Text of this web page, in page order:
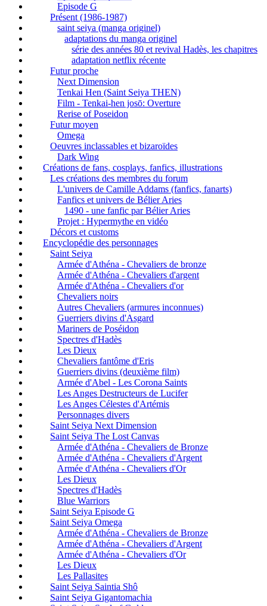
Episode G
Présent (1986-1987)
saint seiya (manga originel)
adaptations du manga originel
série des années 80 et revival Hadès, les chapitres
adaptation netflix récente
Futur proche
Next Dimension
Tenkai Hen (Saint Seiya THEN)
Film - Tenkai-hen josō: Overture
Rerise of Poseidon
Futur moyen
Omega
Oeuvres inclassables et bizaroïdes
Dark Wing
Créations de fans, cosplays, fanfics, illustrations
Les créations des membres du forum
L'univers de Camille Addams (fanfics, fanarts)
Fanfics et univers de Bélier Aries
1490 - une fanfic par Bélier Aries
Projet : Hypermythe en vidéo
Décors et customs
Encyclopédie des personnages
Saint Seiya
Armée d'Athéna - Chevaliers de bronze
Armée d'Athéna - Chevaliers d'argent
Armée d'Athéna - Chevaliers d'or
Chevaliers noirs
Autres Chevaliers (armures inconnues)
Guerriers divins d'Asgard
Mariners de Poséidon
Spectres d'Hadès
Les Dieux
Chevaliers fantôme d'Eris
Guerriers divins (deuxième film)
Armée d'Abel - Les Corona Saints
Les Anges Destructeurs de Lucifer
Les Anges Célestes d'Artémis
Personnages divers
Saint Seiya Next Dimension
Saint Seiya The Lost Canvas
Armée d'Athéna - Chevaliers de Bronze
Armée d'Athéna - Chevaliers d'Argent
Armée d'Athéna - Chevaliers d'Or
Les Dieux
Spectres d'Hadès
Blue Warriors
Saint Seiya Episode G
Saint Seiya Omega
Armée d'Athéna - Chevaliers de Bronze
Armée d'Athéna - Chevaliers d'Argent
Armée d'Athéna - Chevaliers d'Or
Les Dieux
Les Pallasites
Saint Seiya Saintia Shô
Saint Seiya Gigantomachia